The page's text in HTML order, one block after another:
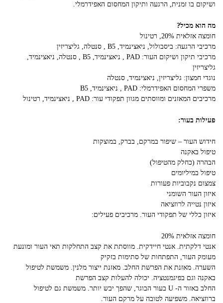
ושיקום בו זמנית, הרגעה ותיקון המחסום האפידרמלי.
מה הוא מכיל?
חומצה אזלאית 20%, רטינול
מרכיבי הרגעה: ביסבולול, ניאצינמיד, B5 , סנטלה, גליצריזין
מרכיבי תיקון ושיקום העור: PAD , ניאצינמיד, B5 , סנטלה, ניאצינמיד,
גליצריזין
נוגדי חמצון: גליצריזין, ניאצינמיד, סנטלה
משפרי המחסום האפידרמלי: PAD , ניאצינמיד, B5
מרכיבים המאזנים ומווסתים מגוון תפקודי עור: PAD , ניאצינמיד, רטינול
פעילות בעור:
חידוש העור – שיפור במרקם, בברק, במוצקות
טיפול באקנה
הבהרה (כחלק מהטיפול)
טיפול במיליומים
צמצום נקבוביות פעורות
איזון העור השומני
איזון נטייה לרוזציאה
איזון כללי של תפקודי העור. מרכיבים פעילים:
חומצה אזלאית 20%
אנטי דלקתית. אנטי חיידקית. מווסתת את קצב התחלקות תאי העור ומונעת
מעומק העור, התפתחות של סתימות בזקיק
השערה. מאזנת את הפרשת החלב. מאזנת ייצור מלנין. משמשת לטיפול
באקנה וגם בפיגמנטציה. יכולה להעלות קצב הפרשת
החלב באזור ה- U בעור הבוגר, שהפך יבש יותר. משמשת גם לטיפול
ברוזציאה. משפיעה לטובה על מרקם העור.